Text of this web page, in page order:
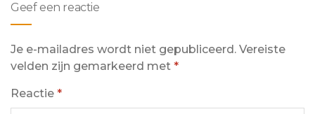
Geef een reactie
Je e-mailadres wordt niet gepubliceerd. Vereiste
velden zijn gemarkeerd met *
Reactie *